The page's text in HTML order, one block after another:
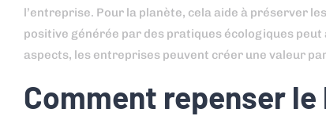
l’entreprise. Pour la planète, cela aide à préserver
positive générée par des pratiques écologiques
aspects, les entreprises peuvent créer une valeur
Comment repenser le